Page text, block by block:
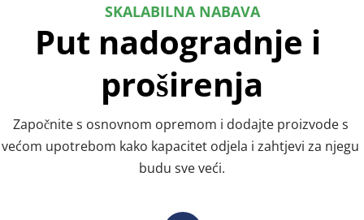
SKALABILNA NABAVA
Put nadogradnje i
proširenja
Započnite s osnovnom opremom i dodajte proizvode s
većom upotrebom kako kapacitet odjela i zahtjevi za njegu
budu sve veći.